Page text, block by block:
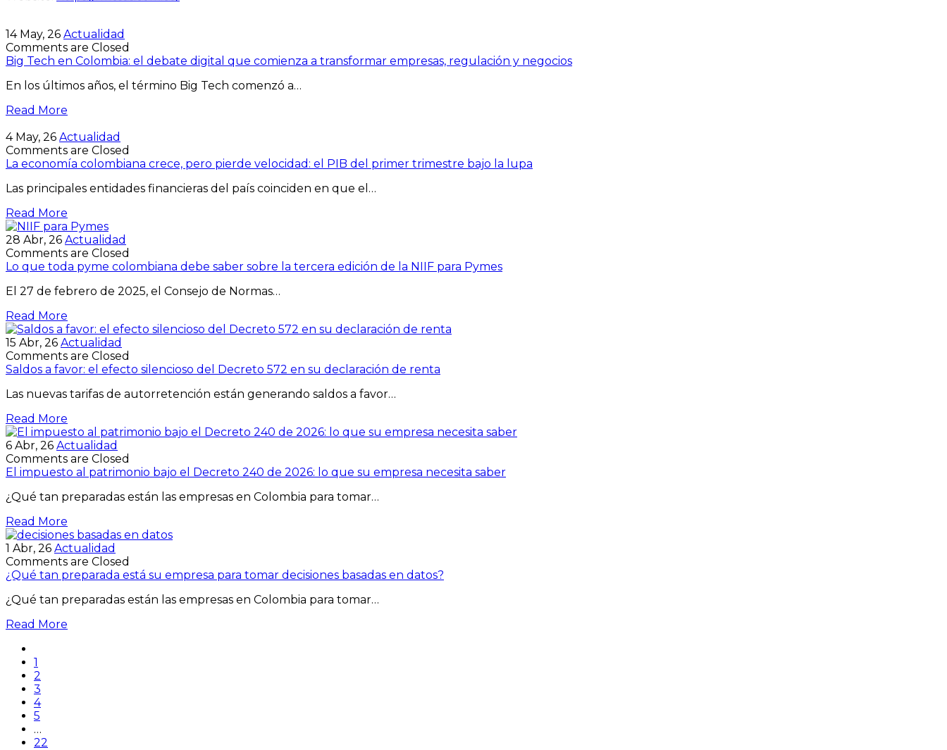
14 May, 26 Actualidad
Comments are Closed
Big Tech en Colombia: el debate digital que comienza a transformar empresas, regulación y negocios
En los últimos años, el término Big Tech comenzó a…
Read More
4 May, 26 Actualidad
Comments are Closed
La economía colombiana crece, pero pierde velocidad: el PIB del primer trimestre bajo la lupa
Las principales entidades financieras del país coinciden en que el…
Read More
28 Abr, 26 Actualidad
Comments are Closed
Lo que toda pyme colombiana debe saber sobre la tercera edición de la NIIF para Pymes
El 27 de febrero de 2025, el Consejo de Normas…
Read More
15 Abr, 26 Actualidad
Comments are Closed
Saldos a favor: el efecto silencioso del Decreto 572 en su declaración de renta
Las nuevas tarifas de autorretención están generando saldos a favor…
Read More
6 Abr, 26 Actualidad
Comments are Closed
El impuesto al patrimonio bajo el Decreto 240 de 2026: lo que su empresa necesita saber
¿Qué tan preparadas están las empresas en Colombia para tomar…
Read More
1 Abr, 26 Actualidad
Comments are Closed
¿Qué tan preparada está su empresa para tomar decisiones basadas en datos?
¿Qué tan preparadas están las empresas en Colombia para tomar…
Read More
1
2
3
4
5
…
22